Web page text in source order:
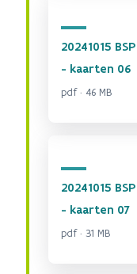
20241015
- kaarten 06
pdf · 46 MB
20241015
- kaarten 07
pdf · 31 MB